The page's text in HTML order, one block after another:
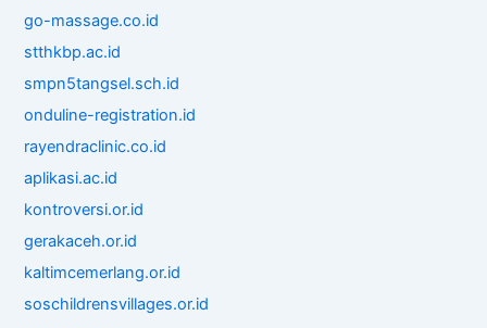
go-massage.co.id
stthkbp.ac.id
smpn5tangsel.sch.id
onduline-registration.id
rayendraclinic.co.id
aplikasi.ac.id
kontroversi.or.id
gerakaceh.or.id
kaltimcemerlang.or.id
soschildrensvillages.or.id